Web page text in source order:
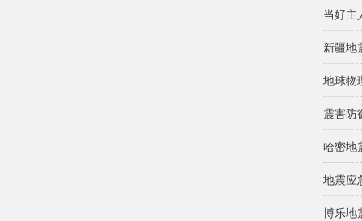
当好
新疆地
地球物
震害防
哈密地
地震应
博乐地